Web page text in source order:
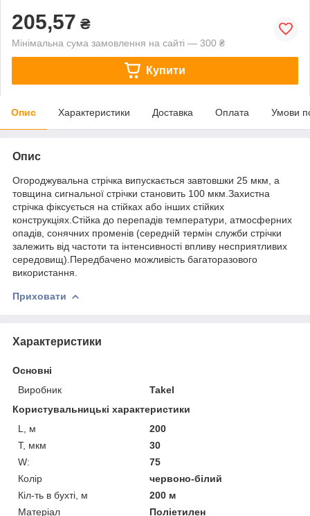
205,57 ₴
Мінімальна сума замовлення на сайті — 300 ₴
Купити
Опис Характеристики Доставка Оплата Умови
Опис
Огороджувальна стрічка випускається завтовшки 25 мкм, а
товщина сигнальної стрічки становить 100 мкм.Захистна
стрічка фіксується на стійках або інших стійких
конструкціях.Стійка до перепадів температури, атмосферних
опадів, сонячних променів (середній термін служби стрічки
залежить від частоти та інтенсивності впливу несприятливих
середовищ).Передбачено можливість багаторазового
використання.
Приховати
Характеристики
Основні
Виробник
Takel
Користувальницькі характеристики
L, м
200
T, мкм
30
W:
75
Колір
червоно-білий
Кіл-ть в бухті, м
200 м
Матеріал
Поліетилен